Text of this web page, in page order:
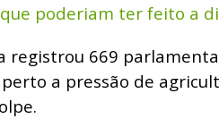
poderiam ter feito a
registrou 669
a pressão de